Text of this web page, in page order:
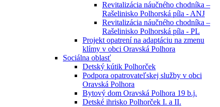
Revitalizácia náučného chodníka –
Rašelinisko Polhorská píla - ANJ
Revitalizácia náučného chodníka –
Rašelinisko Polhorská píla - PL
Projekt opatrení na adaptáciu na zmenu
klímy v obci Oravská Polhora
Sociálna oblasť
Detský kútik Polhorček
Podpora opatrovateľskej služby v obci
Oravská Polhora
Bytový dom Oravská Polhora 19 b.j.
Detské ihrisko Polhorček I. a II.